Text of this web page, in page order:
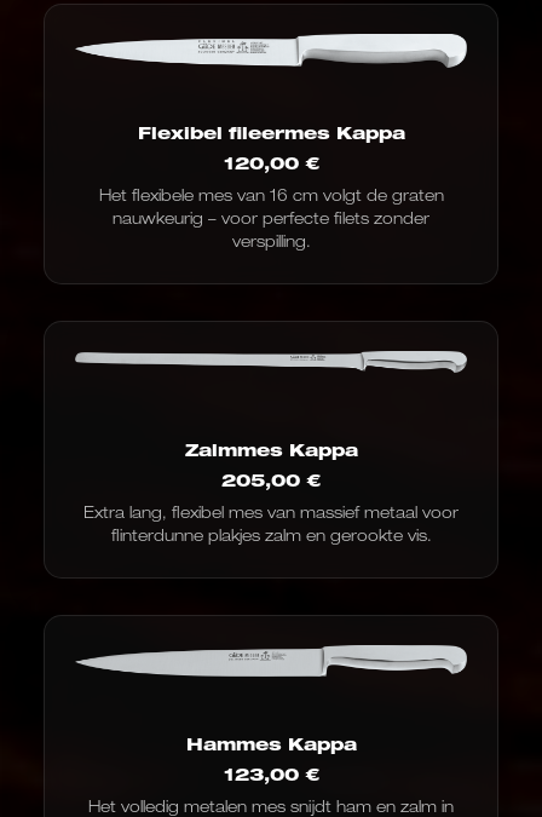
Flexibel fileermes Kappa
120,00 €
Het flexibele mes van 16 cm volgt de graten
nauwkeurig – voor perfecte filets zonder
verspilling.
Zalmmes Kappa
205,00 €
Extra lang, flexibel mes van massief metaal voor
flinterdunne plakjes zalm en gerookte vis.
Hammes Kappa
123,00 €
Het volledig metalen mes snijdt ham en zalm in